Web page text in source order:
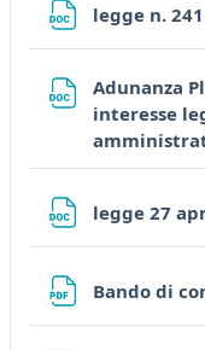
legge n.
Adunanza
interesse
legge 27
Bando di